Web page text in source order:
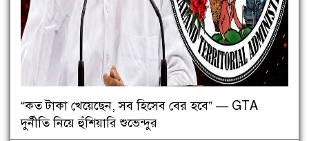
“কত টাকা খেয়েছেন, সব হিসেব বের হবে” — GTA
দুর্নীতি নিয়ে হুঁশিয়ারি শুভেন্দুর